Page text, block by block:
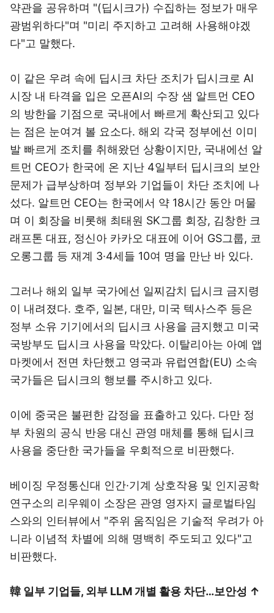
약관을 공유하며 "(딥시크가) 수집하는 정보가 매우
광범위하다"며 "미리 주지하고 고려해 사용해야겠
다"고 말했다.
이 같은 우려 속에 딥시크 차단 조치가 딥시크로 AI
시장 내 타격을 입은 오픈AI의 수장 샘 알트먼 CEO
의 방한을 기점으로 국내에서 빠르게 확산되고 있다
는 점은 눈여겨 볼 요소다. 해외 각국 정부에선 이미
발 빠르게 조치를 취해왔던 상황이지만, 국내에선 알
트먼 CEO가 한국에 온 지난 4일부터 딥시크의 보안
문제가 급부상하며 정부와 기업들이 차단 조치에 나
섰다. 알트먼 CEO는 한국에서 약 18시간 동안 머물
며 이 회장을 비롯해 최태원 SK그룹 회장, 김창한 크
래프톤 대표, 정신아 카카오 대표에 이어 GS그룹, 코
오롱그룹 등 재계 3·4세들 10여 명을 만난 바 있다.
그러나 해외 일부 국가에선 일찌감치 딥시크 금지령
이 내려졌다. 호주, 일본, 대만, 미국 텍사스주 등은
정부 소유 기기에서의 딥시크 사용을 금지했고 미국
국방부도 딥시크 사용을 막았다. 이탈리아는 아예 앱
마켓에서 전면 차단했고 영국과 유럽연합(EU) 소속
국가들은 딥시크의 행보를 주시하고 있다.
이에 중국은 불편한 감정을 표출하고 있다. 다만 정
부 차원의 공식 반응 대신 관영 매체를 통해 딥시크
사용을 중단한 국가들을 우회적으로 비판했다.
베이징 우정통신대 인간·기계 상호작용 및 인지공학
연구소의 리우웨이 소장은 관영 영자지 글로벌타임
스와의 인터뷰에서 "주위 움직임은 기술적 우려가 아
니라 이념적 차별에 의해 명백히 주도되고 있다"고
비판했다.
韓 일부 기업들, 외부 LLM 개별 활용 차단…보안성 ↑